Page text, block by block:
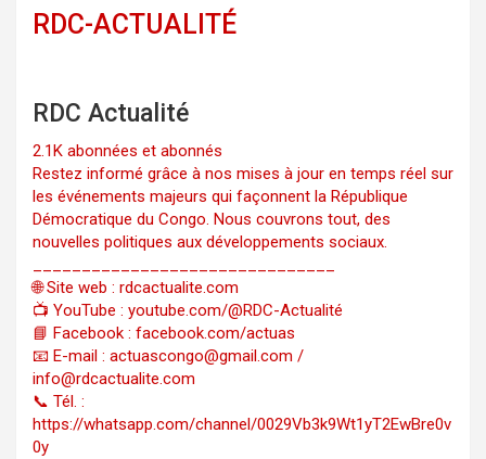
RDC-ACTUALITÉ
RDC Actualité
2.1K abonnées et abonnés
Restez informé grâce à nos mises à jour en temps réel sur
les événements majeurs qui façonnent la République
Démocratique du Congo. Nous couvrons tout, des
nouvelles politiques aux développements sociaux.
🌐 Site web : rdcactualite.com
📺 YouTube : youtube.com/@RDC-Actualité
📘 Facebook : facebook.com/actuas
📧 E-mail : actuascongo@gmail.com /
info@rdcactualite.com
📞 Tél. : ‪‪‪‪‪‪‪‪‪‪‪‪‪‪‪‪‪‪‪‪‪‪‪‪‪‪‪‪‪‪‪‪
https://whatsapp.com/channel/0029Vb3k9Wt1yT2EwBre0v
0y